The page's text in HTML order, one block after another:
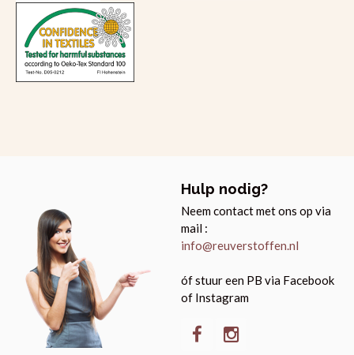
Hulp nodig?
Neem contact met ons op via
mail :
info@reuverstoffen.nl
óf stuur een PB via Facebook
of Instagram